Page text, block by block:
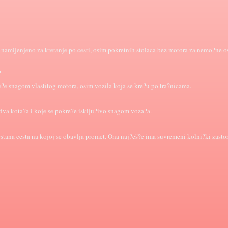
za kretanje po cesti, osim pokretnih stolaca bez motora za nemo?ne
snagom vlastitog motora, osim vozila koja se kre?u po tra?nicama.
kota?a i koje se pokre?e isklju?ivo snagom voza?a.
cesta na kojoj se obavlja promet. Ona naj?eš?e ima suvremeni kolni?ki